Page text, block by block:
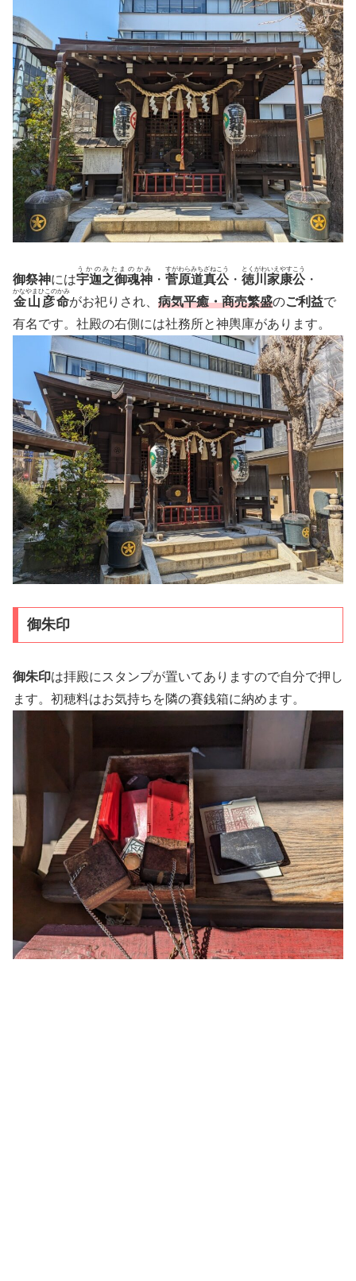
御祭神には宇迦之御魂神
うかのみたまのかみ
・ 菅原道真公
すがわらみちざねこう
・ 徳川家康公
とくがわいえやすこう
・
金山彦命
かなやまひこのかみ
がお祀りされ、 病気平癒・商売繁盛のご利益で
有名です。社殿の右側には社務所と神輿庫があります。
御朱印
御朱印は拝殿にスタンプが置いてありますので自分で押し
ます。初穂料はお気持ちを隣の賽銭箱に納めます。